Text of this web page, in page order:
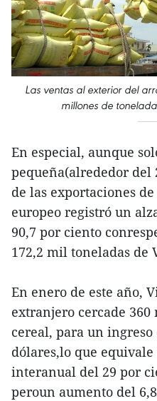
Las ventas al exterior del
millones de
En especial, aunque
pequeña(alrededor del
de las exportaciones
europeo registró un
90,7 por ciento
172,2 mil toneladas de
En enero de este año,
extranjero cercade 360
cereal, para un
dólares,lo que
interanual del 29 por
peroun aumento del